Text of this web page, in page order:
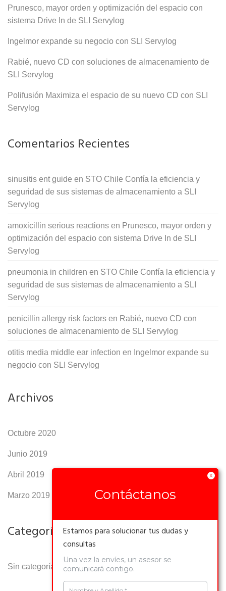
Prunesco, mayor orden y optimización del espacio con
sistema Drive In de SLI Servylog
Ingelmor expande su negocio con SLI Servylog
Rabié, nuevo CD con soluciones de almacenamiento de
SLI Servylog
Polifusión Maximiza el espacio de su nuevo CD con SLI
Servylog
Comentarios Recientes
sinusitis ent guide en STO Chile Confía la eficiencia y
seguridad de sus sistemas de almacenamiento a SLI
Servylog
amoxicillin serious reactions en Prunesco, mayor orden y
optimización del espacio con sistema Drive In de SLI
Servylog
pneumonia in children en STO Chile Confía la eficiencia y
seguridad de sus sistemas de almacenamiento a SLI
Servylog
penicillin allergy risk factors en Rabié, nuevo CD con
soluciones de almacenamiento de SLI Servylog
otitis media middle ear infection en Ingelmor expande su
negocio con SLI Servylog
Archivos
Octubre 2020
Junio 2019
Abril 2019
Marzo 2019
Categorías
Sin categoría
X
Contáctanos
Estamos para solucionar tus dudas y
consultas
Una vez la envíes, un asesor se
comunicará contigo.